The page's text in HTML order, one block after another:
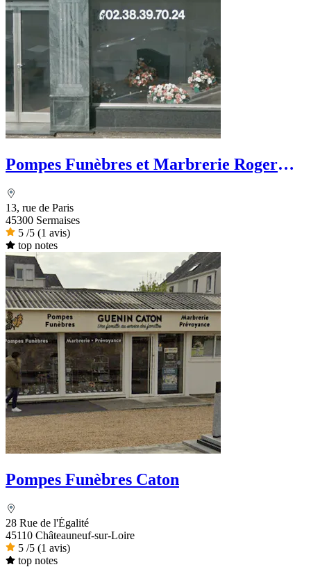
Pompes Funèbres et Marbrerie Roger
13, rue de Paris
45300 Sermaises
5 /5 (1 avis)
top notes
Pompes Funèbres Caton
28 Rue de l'Égalité
45110 Châteauneuf-sur-Loire
5 /5 (1 avis)
top notes